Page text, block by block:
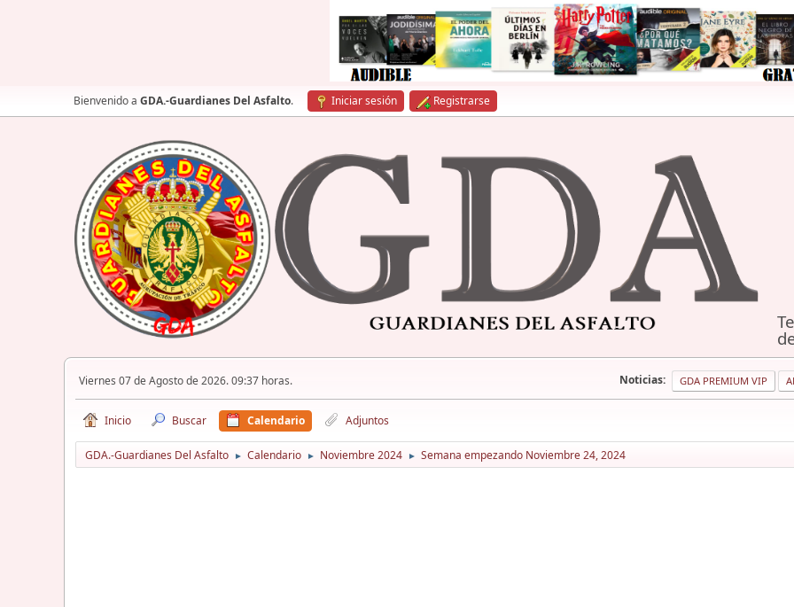
Bienvenido a GDA.-Guardianes Del Asfalto. Iniciar sesión Registrarse
Viernes 07 de Agosto de 2026. 09:37 horas. Noticias: GDA PREMIUM VIP
Inicio Buscar Calendario Adjuntos
GDA.-Guardianes Del Asfalto ► Calendario ► Noviembre 2024 ► Semana empezando Noviembre 24, 2024